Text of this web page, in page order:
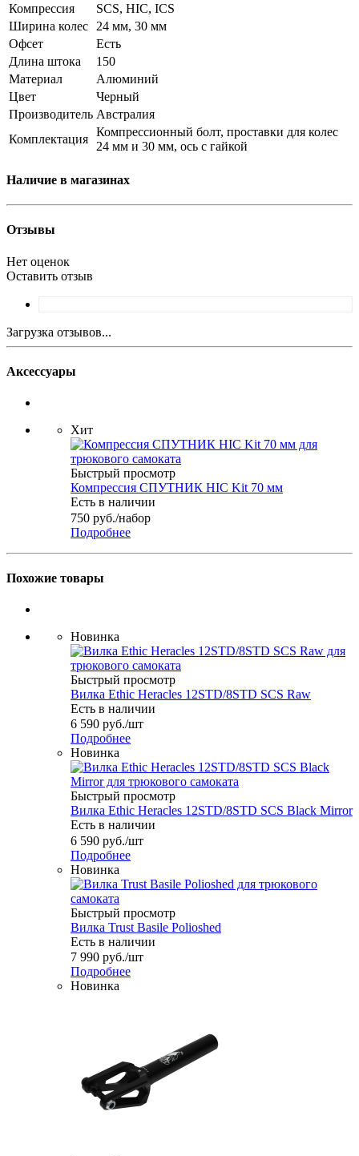
Компрессия
SCS, HIC, ICS
Ширина колес
24 мм, 30 мм
Офсет
Есть
Длина штока
150
Материал
Алюминий
Цвет
Черный
Производитель Австралия
Комплектация
Компрессионный болт, проставки для колес
24 мм и 30 мм, ось с гайкой
Наличие в магазинах
Отзывы
Нет оценок
Оставить отзыв
Загрузка отзывов...
Аксессуары
Хит
Быстрый просмотр
Компрессия СПУТНИК HIC Kit 70 мм
Есть в наличии
750 руб./набор
Подробнее
Похожие товары
Новинка
Быстрый просмотр
Вилка Ethic Heracles 12STD/8STD SCS Raw
Есть в наличии
6 590 руб./шт
Подробнее
Новинка
Быстрый просмотр
Вилка Ethic Heracles 12STD/8STD SCS Black Mirror
Есть в наличии
6 590 руб./шт
Подробнее
Новинка
Быстрый просмотр
Вилка Trust Basile Polioshed
Есть в наличии
7 990 руб./шт
Подробнее
Новинка